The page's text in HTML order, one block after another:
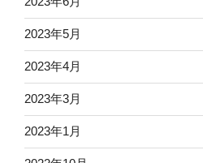
2023年5月
2023年4月
2023年3月
2023年1月